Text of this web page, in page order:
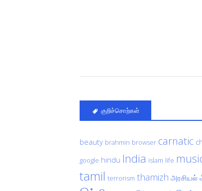
குறிச்சொற்கள்
beauty brahmin browser carnatic
google hindu India islam life
tamil terrorism thamizh அரசியல்